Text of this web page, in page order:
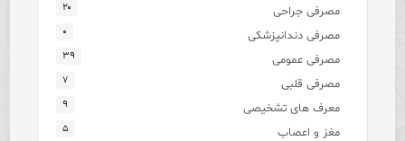
مصرفی جراحی ۲۰
مصرفی دندانپزشکی ۰
مصرفی عمومی ۳۹
مصرفی قلبی ۷
معرف های تشخیصی ۹
مغز و اعصاب ۵